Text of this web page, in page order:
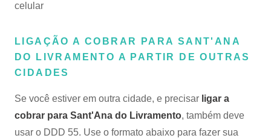
celular
LIGAÇÃO A COBRAR PARA SANT'ANA
DO LIVRAMENTO A PARTIR DE OUTRAS
CIDADES
Se você estiver em outra cidade, e precisar ligar a
cobrar para Sant'Ana do Livramento, também deve
usar o DDD 55. Use o formato abaixo para fazer sua